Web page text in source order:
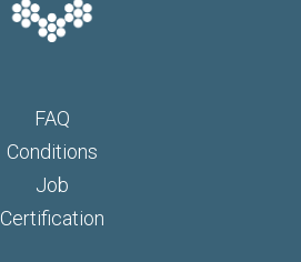
FAQ
Conditions
Job
Certification